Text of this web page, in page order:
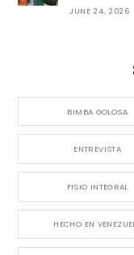
JUNE 24, 2026
BIMBA GOLOSA
ENTREVISTA
FISIO INTEGRAL
HECHO EN